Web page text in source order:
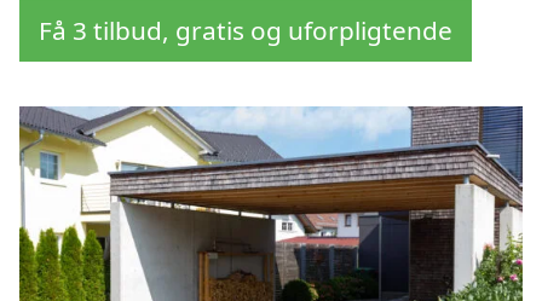
Få 3 tilbud, gratis og uforpligtende